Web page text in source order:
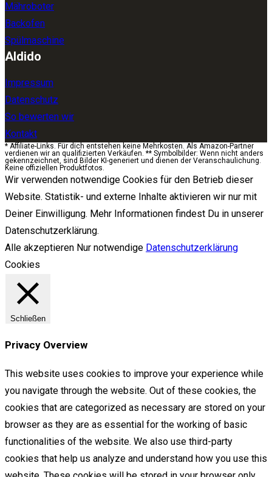
Mähroboter
Backofen
Spülmaschine
Aldido
Impressum
Datenschutz
So bewerten wir
Kontakt
* Affiliate-Links. Für dich entstehen keine Mehrkosten. Als Amazon-Partner
verdienen wir an qualifizierten Verkäufen. ** Symbolbilder: Wenn nicht anders
gekennzeichnet, sind Bilder KI-generiert und dienen der Veranschaulichung.
Keine offiziellen Produktfotos.
Wir verwenden notwendige Cookies für den Betrieb dieser
Website. Statistik- und externe Inhalte aktivieren wir nur mit
Deiner Einwilligung. Mehr Informationen findest Du in unserer
Datenschutzerklärung.
Alle akzeptieren Nur notwendige Datenschutzerklärung
Cookies
Schließen
Privacy Overview
This website uses cookies to improve your experience while
you navigate through the website. Out of these cookies, the
cookies that are categorized as necessary are stored on your
browser as they are as essential for the working of basic
functionalities of the website. We also use third-party
cookies that help us analyze and understand how you use this